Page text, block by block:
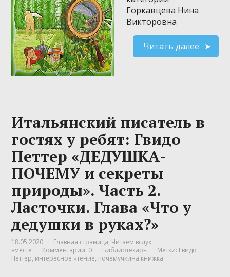
Горкавцева Нина
Викторовна
Читать далее
Итальянский писатель в
гостях у ребят: Гвидо
Петтер «ДЕДУШКА-
ПОЧЕМУ и секреты
природы». Часть 2.
Ласточки. Глава «Что у
дедушки в руках?»
18.05.2020 Главная страница, Читаем вслух
вместе
Комментарии: 0 Библиотекарь Метки: Гвидо
Петтер, интересное чтение, почемучкина книжка